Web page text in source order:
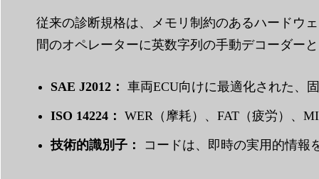
従来の診断規格は、メモリ制約のあるハードウ
間のオペレーターに英数字列の手動デコーダー
SAE J2012： 車両ECU向けに最適化された、
ISO 14224： WER（摩耗）、FAT（疲労）、
技術的識別子： コードは、即時の実用的情報